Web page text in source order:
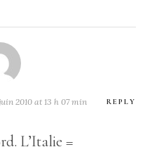
2010 at 13 h 07 min REPLY
L’Italie =